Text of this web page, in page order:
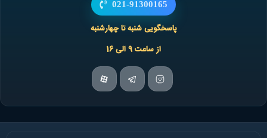
021-91300165
پاسخگویی شنبه تا چهارشنبه
از ساعت 9 الی 16